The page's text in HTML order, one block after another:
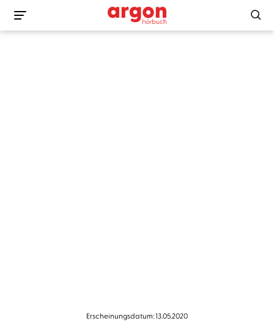
Erscheinungsdatum: 13.05.2020